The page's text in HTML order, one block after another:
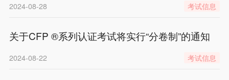
2024-08-28 考试信息
关于CFP ®系列认证考试将实行“分卷制”的通知
2024-08-22 考试信息